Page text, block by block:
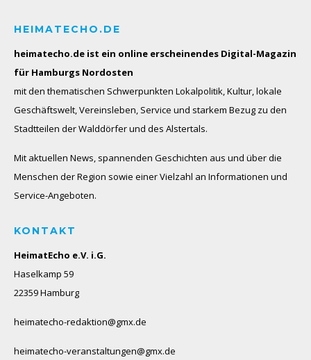
HEIMATECHO.DE
heimatecho.de ist ein online erscheinendes Digital-Magazin
für Hamburgs Nordosten
mit den thematischen Schwerpunkten Lokalpolitik, Kultur, lokale
Geschäftswelt, Vereinsleben, Service und starkem Bezug zu den
Stadtteilen der Walddörfer und des Alstertals.
Mit aktuellen News, spannenden Geschichten aus und über die
Menschen der Region sowie einer Vielzahl an Informationen und
Service-Angeboten.
KONTAKT
HeimatEcho e.V. i.G.
Haselkamp 59
22359 Hamburg
heimatecho-redaktion@gmx.de
heimatecho-veranstaltungen@gmx.de